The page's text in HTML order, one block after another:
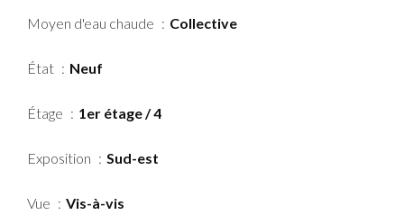
Moyen d'eau chaude Collective
État Neuf
Étage 1er étage / 4
Exposition Sud-est
Vue Vis-à-vis